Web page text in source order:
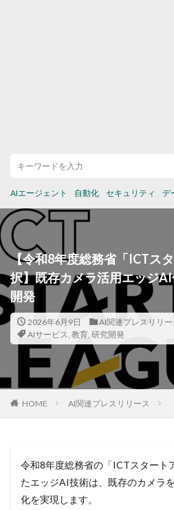
AIエージェント 自動化 セキュリティ デ
【令和8年度総務省「ICTス
択】既存カメラ活用エッジ
開発
2026年6月9日
AI関連プレスリリー
AIサービス, 教育, 研究開発
HOME AI関連プレスリリース
令和8年度総務省の「ICTスタート
たエッジAI技術は、既存のカメラ
化を実現します。